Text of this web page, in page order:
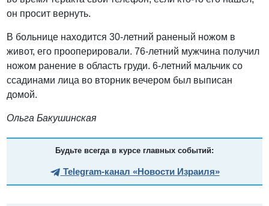
он просит вернуть.
В больнице находится 30-летний раненый ножом в
живот, его прооперировали. 76-летний мужчина получил
ножом ранение в область груди. 6-летний мальчик со
ссадинами лица во вторник вечером был выписан
домой.
Ольга Бакушинская
Будьте всегда в курсе главных событий:
Telegram-канал «Новости Израиля»